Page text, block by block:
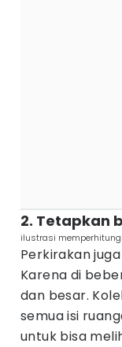
2. Tetapkan
ilustrasi
Perkirakan
Karena di
dan besar.
semua isi
untuk bisa